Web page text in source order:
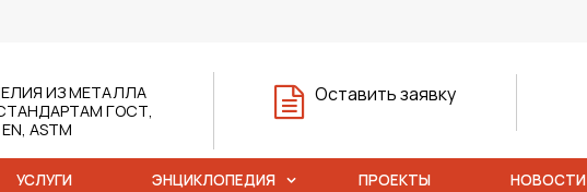
Оставить заявку
ИЗ МЕТАЛЛА
ГОСТ,
ASTM
УСЛУГИ ЭНЦИКЛОПЕДИЯ ПРОЕКТЫ НОВОСТИ